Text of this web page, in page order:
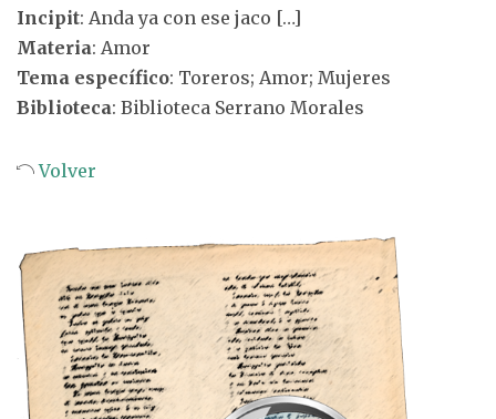
Incipit: Anda ya con ese jaco […]
Materia: Amor
Tema específico: Toreros; Amor; Mujeres
Biblioteca: Biblioteca Serrano Morales
Volver